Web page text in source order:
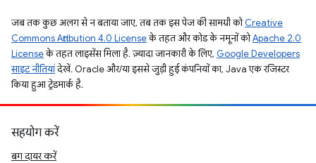
जब तक कुछ अलग से न बताया जाए, तब तक इस पेज की सामग्री कोCreative
Commons Attribution 4.0 Licenseके तहत और कोड के नमूनों कोApache 2.0
Licenseके तहत लाइसेंस मिला है. ज़्यादा जानकारी के लिए, Google Developers
साइट नीतियांदेखें. Oracle और/या इससे जुड़ी हुई कंपनियों का, Java एक रजिस्टर
किया हुआ ट्रेडमार्क है.
सहयोग करें
बग दायर करें